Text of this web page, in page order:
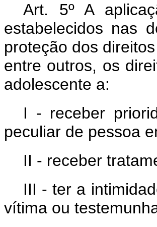
Art. 5º A
estabelecidos nas
proteção dos
entre outros, os
adolescente a:
I - receber
peculiar de pessoa
II - receber
III - ter a
vítima ou